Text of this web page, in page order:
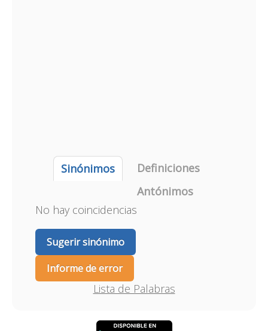
Sinónimos
Definiciones
Antónimos
No hay coincidencias
Sugerir sinónimo
Informe de error
Lista de Palabras